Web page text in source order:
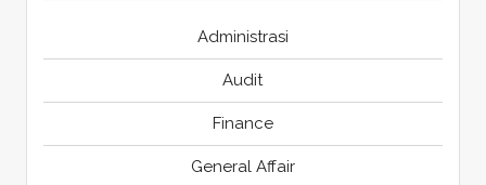
Administrasi
Audit
Finance
General Affair